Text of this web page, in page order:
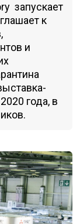
запускает
к
и
года, в